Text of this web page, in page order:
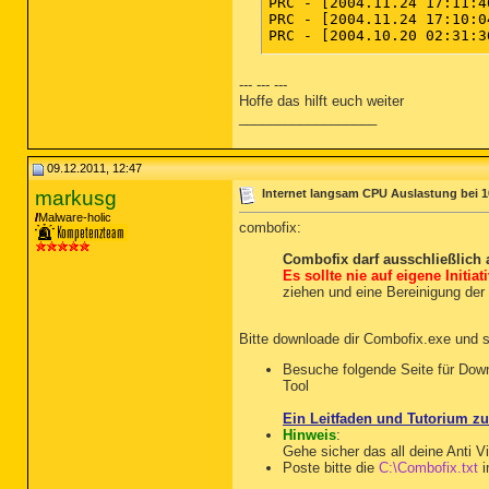
PRC - [2004.11.24
PRC - [2004.10.20
========== Modules (No
MOD - [2009.09.24
MOD - [2009.06.01
MOD - [2006.05.07
MOD - [2005.10.19
MOD - [2004.11.24
MOD - [2004.11.24
MOD - [2004.11.24
MOD - [2004.10.20
MOD - [2004.10.20
========== Win32
SRV - File not found
SRV - File not found
SRV - File not found
SRV - File not found
SRV - File not found
SRV - [2011.09.27
--- --- ---
Hoffe das hilft euch weiter
09.12.2011, 12:47
markusg
Malware-holic
Internet langsam CPU Auslastung bei
combofix:
Combofix darf ausschließlich
Es sollte nie auf eigene
ziehen und eine Bereinigung
Bitte downloade dir Combofix.exe und
Besuche folgende Seite für
Tool
Ein Leitfaden und Tutorium
Hinweis:
Gehe sicher das all deine Anti
Poste bitte die C:\Combofix.txt